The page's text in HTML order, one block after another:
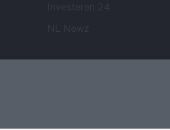
Investeren 24
NL Newz